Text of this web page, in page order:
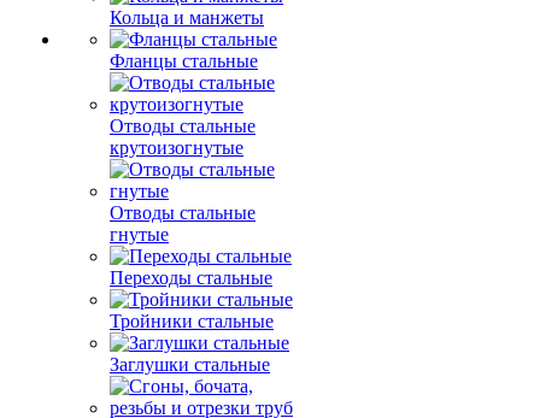
Кольца и манжеты
Фланцы стальные
Отводы стальные
крутоизогнутые
Отводы стальные
гнутые
Переходы стальные
Тройники стальные
Заглушки стальные